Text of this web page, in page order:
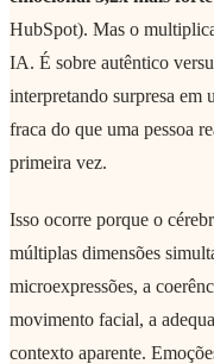
HubSpot). Mas o
IA. É sobre autêntico
interpretando surpresa em
fraca do que uma pessoa
primeira vez.
Isso ocorre porque o
múltiplas dimensões
microexpressões, a
movimento facial, a
contexto aparente.